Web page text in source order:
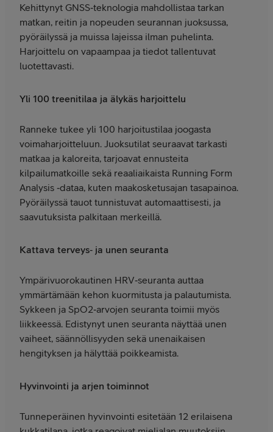
Kehittynyt GNSS‑teknologia mahdollistaa tarkan
matkan, reitin ja nopeuden seurannan juoksussa,
pyöräilyssä ja muissa lajeissa ilman puhelinta.
Harjoittelu on vapaampaa ja tiedot tallentuvat
luotettavasti.
Yli 100 treenitilaa ja älykäs harjoittelu
Ranneke tukee yli 100 harjoitustilaa joogasta
voimaharjoitteluun. Juoksutilat seuraavat tarkasti
matkaa ja kaloreita, tarjoavat ennusteita
kilpailumatkoille sekä reaaliaikaista Running Form
Analysis ‑dataa, kuten maakosketusajan tasapainoa.
Pyöräilyssä tauot tunnistuvat automaattisesti, ja
saavutuksista palkitaan merkeillä.
Kattava terveys‑ ja unen seuranta
Ympärivuorokautinen HRV‑seuranta auttaa
ymmärtämään kehon kuormitusta ja palautumista.
Sykkeen ja SpO2‑arvojen seuranta toimii myös
liikkeessä. Edistynyt unen seuranta näyttää unen
vaiheet, säännöllisyyden sekä unenaikaisen
hengityksen ja hälyttää poikkeamista.
Hyvinvointi ja arjen toiminnot
Tunneperäinen hyvinvointi esitetään 12 erilaisena